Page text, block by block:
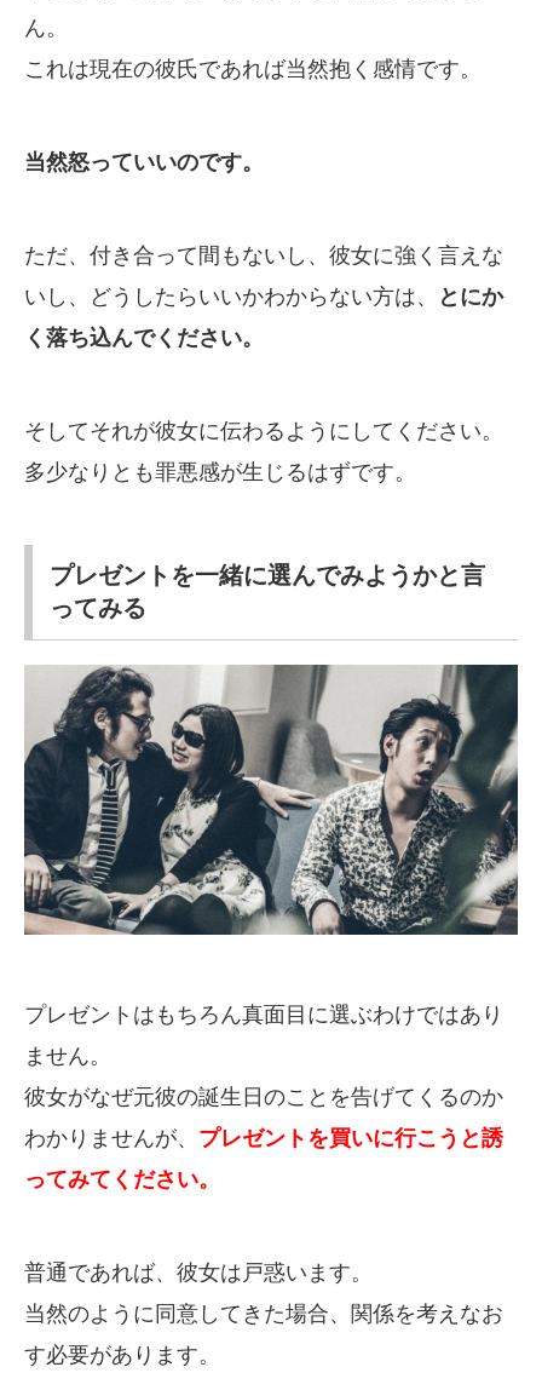
ん。
これは現在の彼氏であれば当然抱く感情です。
当然怒っていいのです。
ただ、付き合って間もないし、彼女に強く言えな
いし、どうしたらいいかわからない方は、
とにか
く落ち込んでください。
そしてそれが彼女に伝わるようにしてください。
多少なりとも罪悪感が生じるはずです。
プレゼントを一緒に選んでみようかと言
ってみる
プレゼントはもちろん真面目に選ぶわけではあり
ません。
彼女がなぜ元彼の誕生日のことを告げてくるのか
わかりませんが、 プレゼントを買いに行こうと誘
ってみてください。
普通であれば、彼女は戸惑います。
当然のように同意してきた場合、関係を考えなお
す必要があります。